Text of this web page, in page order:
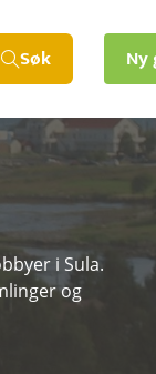
Søk Ny
i Sula.
og